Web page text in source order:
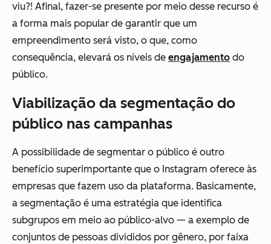
viu?! Afinal, fazer-se presente por meio desse recurso é
a forma mais popular de garantir que um
empreendimento será visto, o que, como
consequência, elevará os níveis de engajamento do
público.
Viabilização da segmentação do
público nas campanhas
A possibilidade de segmentar o público é outro
benefício superimportante que o Instagram oferece às
empresas que fazem uso da plataforma. Basicamente,
a segmentação é uma estratégia que identifica
subgrupos em meio ao público-alvo — a exemplo de
conjuntos de pessoas divididos por gênero, por faixa